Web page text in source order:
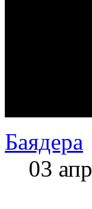
Баядера
03